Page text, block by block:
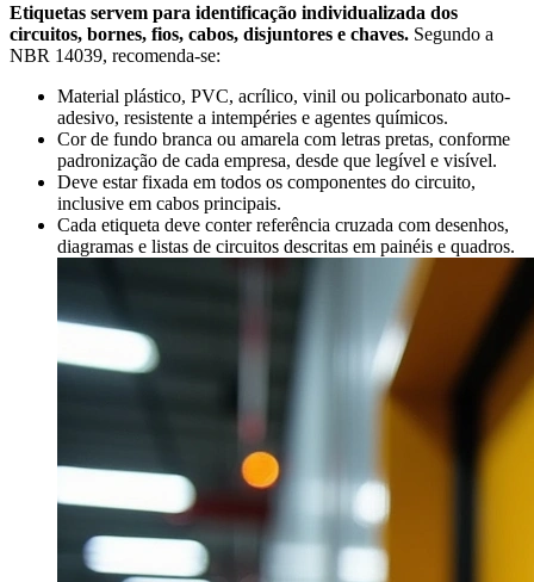
Etiquetas servem para identificação individualizada dos
circuitos, bornes, fios, cabos, disjuntores e chaves. Segundo a
NBR 14039, recomenda-se:
Material plástico, PVC, acrílico, vinil ou policarbonato auto-
adesivo, resistente a intempéries e agentes químicos.
Cor de fundo branca ou amarela com letras pretas, conforme
padronização de cada empresa, desde que legível e visível.
Deve estar fixada em todos os componentes do circuito,
inclusive em cabos principais.
Cada etiqueta deve conter referência cruzada com desenhos,
diagramas e listas de circuitos descritas em painéis e quadros.